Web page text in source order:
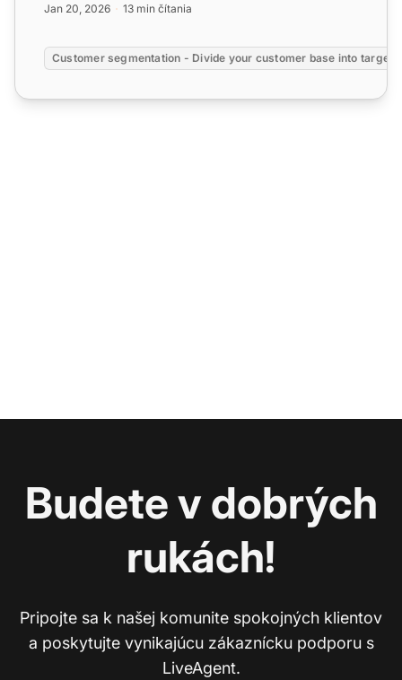
Jan 20, 2026 13 min čítania
Customer segmentation - Divide your customer base into
Budete v dobrých
rukách!
Pripojte sa k našej komunite spokojných klientov
a poskytujte vynikajúcu zákaznícku podporu s
LiveAgent.